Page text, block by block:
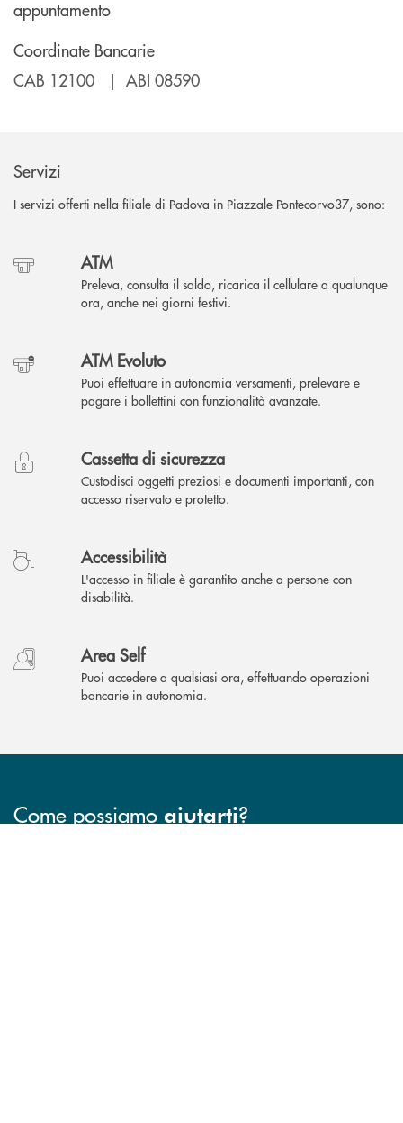
appuntamento
Coordinate Bancarie
CAB 12100 | ABI 08590
Servizi
I servizi offerti nella filiale di Padova in Piazzale Pontecorvo37, sono:
ATM
Preleva, consulta il saldo, ricarica il cellulare a qualunque
ora, anche nei giorni festivi.
ATM Evoluto
Puoi effettuare in autonomia versamenti, prelevare e
pagare i bollettini con funzionalità avanzate.
Cassetta di sicurezza
Custodisci oggetti preziosi e documenti importanti, con
accesso riservato e protetto.
Accessibilità
L'accesso in filiale è garantito anche a persone con
disabilità.
Area Self
Puoi accedere a qualsiasi ora, effettuando operazioni
bancarie in autonomia.
Come possiamo aiutarti?